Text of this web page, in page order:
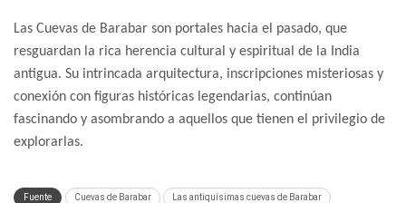
Las Cuevas de Barabar son portales hacia el pasado, que
resguardan la rica herencia cultural y espiritual de la India
antigua. Su intrincada arquitectura, inscripciones misteriosas y
conexión con figuras históricas legendarias, continúan
fascinando y asombrando a aquellos que tienen el privilegio de
explorarlas.
Fuente Cuevas de Barabar Las antiquísimas cuevas de Barabar